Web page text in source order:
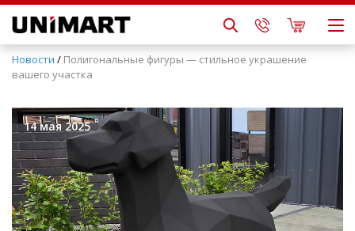
Новости / Полигональные фигуры — стильное украшение
вашего участка
14 мая 2025